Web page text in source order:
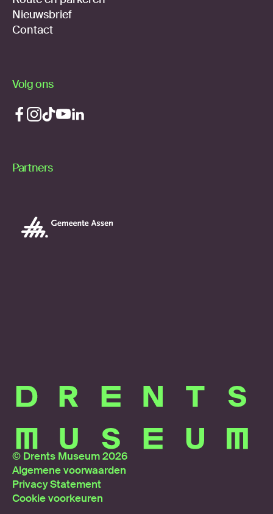
Nieuwsbrief
Contact
Volg ons
Partners
© Drents Museum 2026
Algemene voorwaarden
Privacy Statement
Cookie voorkeuren